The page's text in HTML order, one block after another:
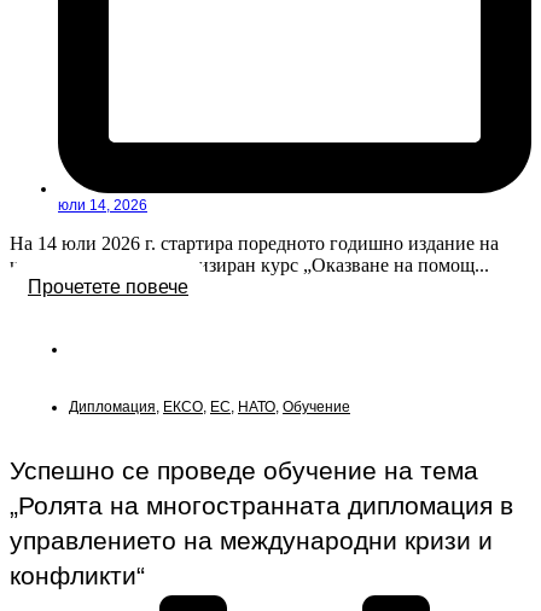
юли 14, 2026
На 14 юли 2026 г. стартира поредното годишно издание на
четиридневен специализиран курс „Оказване на помощ...
Прочетете повече
Дипломация ЕКСО ЕС НАТО Обучение
Успешно се проведе обучение на тема
„Ролята на многостранната дипломация в
управлението на международни кризи и
конфликти“